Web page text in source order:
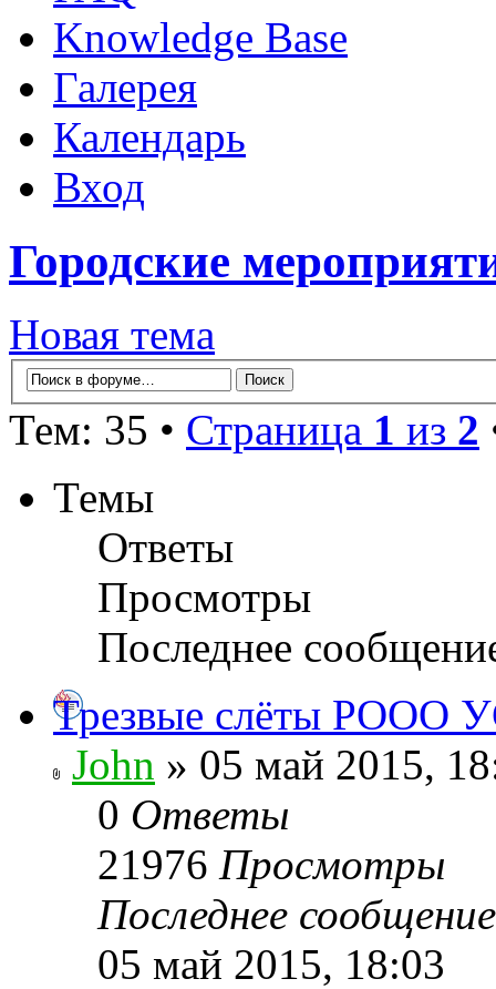
Knowledge Base
Галерея
Календарь
Вход
Городские
Новая тема
Тем: 35 • Страница 1 из 2
Темы
Ответы
Просмотры
Последнее
Трезвые слёты РООО
John » 05 май 2015,
0 Ответы
21976 Просмотры
Последнее
05 май 2015, 18:03